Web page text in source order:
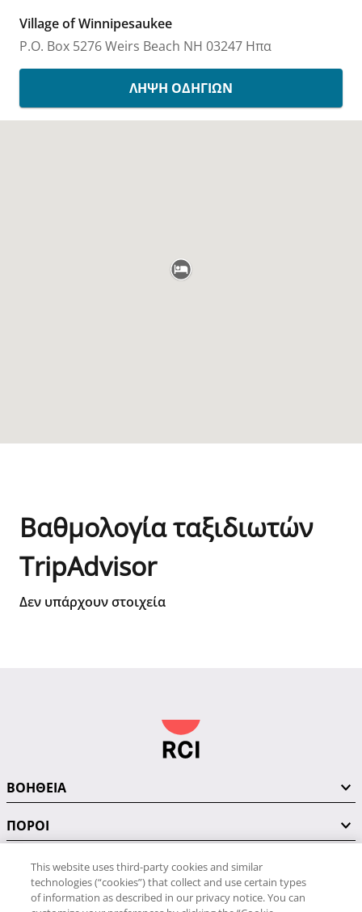
Village of Winnipesaukee
P.O. Box 5276Weirs Beach NH 03247 Ηπα
ΛΉΨΗ ΟΔΗΓΙΏΝ
Βαθμολογία ταξιδιωτών
TripAdvisor
Δεν υπάρχουν στοιχεία
ΒΟΗΘΕΙΑ
ΠΟΡΟΙ
ΣΥΝΔΕΘΕΙΤΕ ΜΑΖΙ ΜΑΣ
This website uses third-party cookies and similar
technologies (“cookies”) that collect and use certain types
of information as described in our privacy notice. You can